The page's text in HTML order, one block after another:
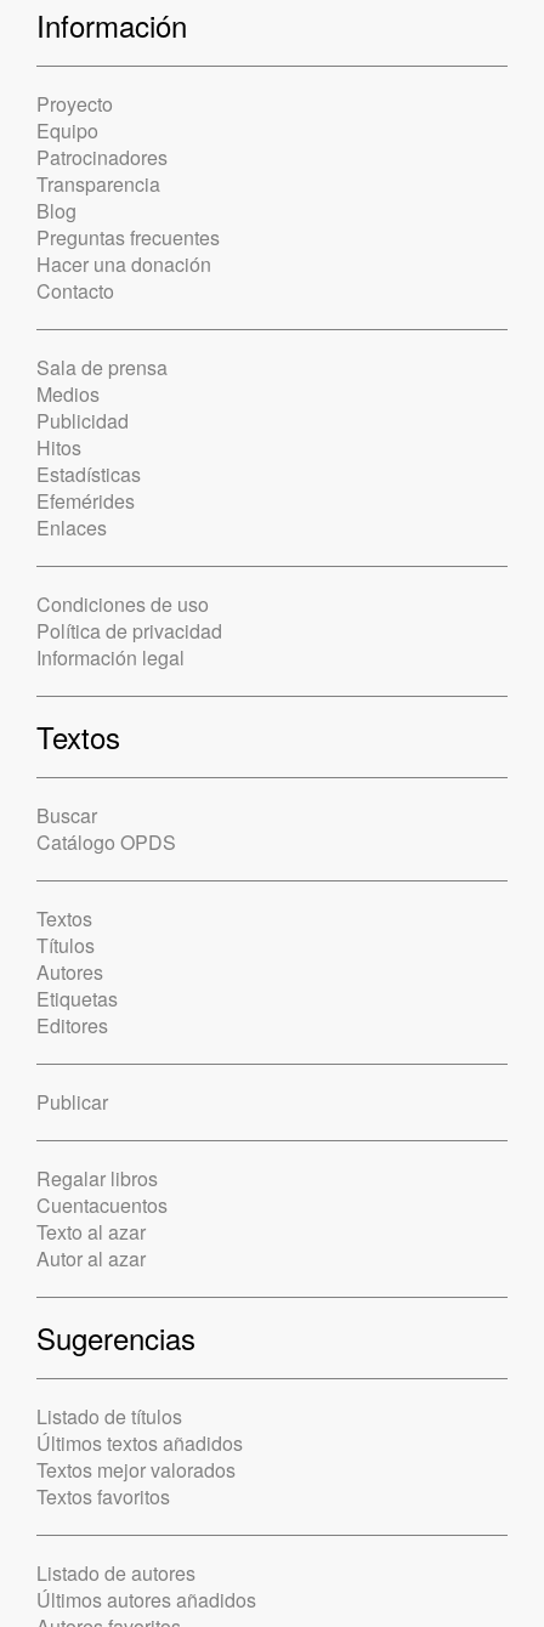
Información
Proyecto
Equipo
Patrocinadores
Transparencia
Blog
Preguntas frecuentes
Hacer una donación
Contacto
Sala de prensa
Medios
Publicidad
Hitos
Estadísticas
Efemérides
Enlaces
Condiciones de uso
Política de privacidad
Información legal
Textos
Buscar
Catálogo OPDS
Textos
Títulos
Autores
Etiquetas
Editores
Publicar
Regalar libros
Cuentacuentos
Texto al azar
Autor al azar
Sugerencias
Listado de títulos
Últimos textos añadidos
Textos mejor valorados
Textos favoritos
Listado de autores
Últimos autores añadidos